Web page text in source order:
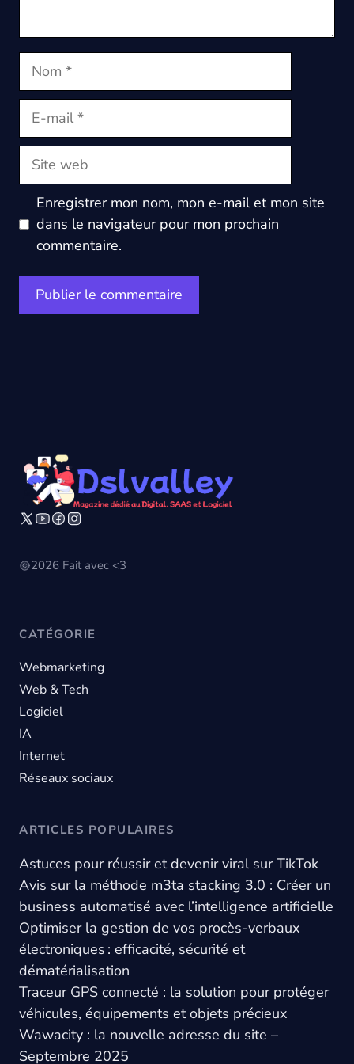
Nom
E-
Site
Enregistrer mon nom, mon e-mail et mon site
dans le navigateur pour mon prochain
commentaire.
2026 Fait avec <3
CATÉGORIE
Webmarketing
Web & Tech
Logiciel
IA
Internet
Réseaux sociaux
ARTICLES POPULAIRES
Astuces pour réussir et devenir viral sur TikTok
Avis sur la méthode m3ta stacking 3.0 : Créer un
business automatisé avec l’intelligence artificielle
Optimiser la gestion de vos procès-verbaux
électroniques : efficacité, sécurité et
dématérialisation
Traceur GPS connecté : la solution pour protéger
véhicules, équipements et objets précieux
Wawacity : la nouvelle adresse du site –
Septembre 2025